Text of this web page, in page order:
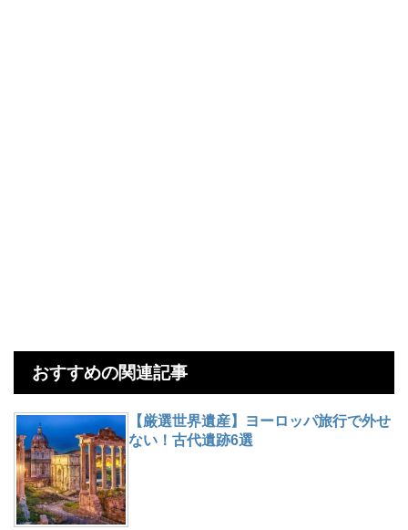
おすすめの関連記事
【厳選世界遺産】ヨーロッパ旅行で外せ
ない！古代遺跡6選